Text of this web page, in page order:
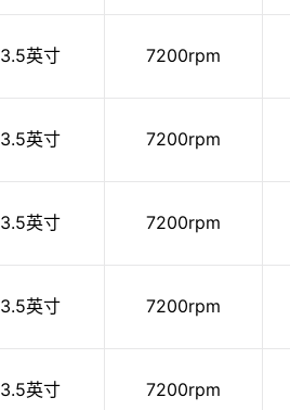
3.5英寸 7200rpm
3.5英寸 7200rpm
3.5英寸 7200rpm
3.5英寸 7200rpm
3.5英寸 7200rpm